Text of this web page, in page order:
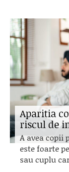
Aparitia
riscul de
A avea copii
este foarte
sau cuplu